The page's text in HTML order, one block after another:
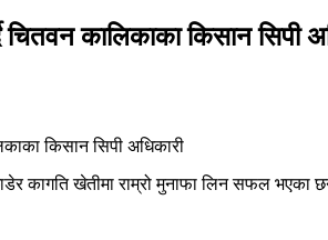
कालिकाका किसान सिपी
कागति खेतीमा राम्रो मुनाफा लिन सफल